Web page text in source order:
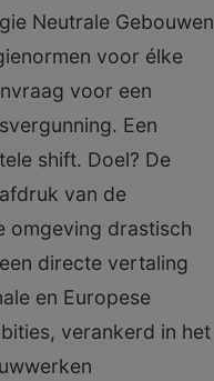
Neutrale Gebouwen
voor élke
voor een
Een
shift. Doel? De
van de
omgeving drastisch
directe vertaling
en Europese
verankerd in het